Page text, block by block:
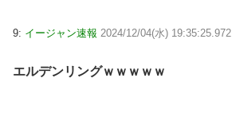
9: イージャン速報 2024/12/04(水) 19:35:25.972
エルデンリングｗｗｗｗｗ